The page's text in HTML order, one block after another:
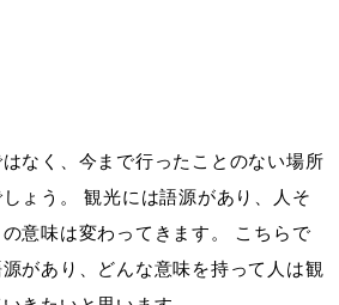
なく、今まで行ったことのない場所
ょう。 観光には語源があり、人そ
意味は変わってきます。 こちらで
があり、どんな意味を持って人は観